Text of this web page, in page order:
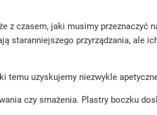
z czasem, jaki musimy
staranniejszego przyrządzania, ale
temu uzyskujemy niezwykle
czy smażenia. Plastry boczku